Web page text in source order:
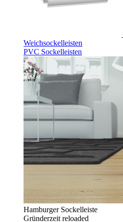
Weichsockelleisten
PVC Sockelleisten
Hamburger Sockelleiste
Gründerzeit reloaded